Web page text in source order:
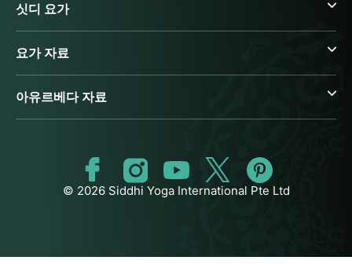
싯디 요가
요가 자료
아유르베다 자료
© 2026 Siddhi Yoga International Pte Ltd